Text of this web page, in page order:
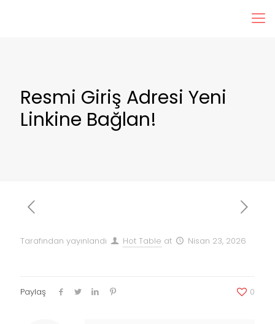
Resmi Giriş Adresi Yeni
Linkine Bağlan!
Tarafından yayınlandı Hot Table at Nisan 23, 2026
Paylaş 0